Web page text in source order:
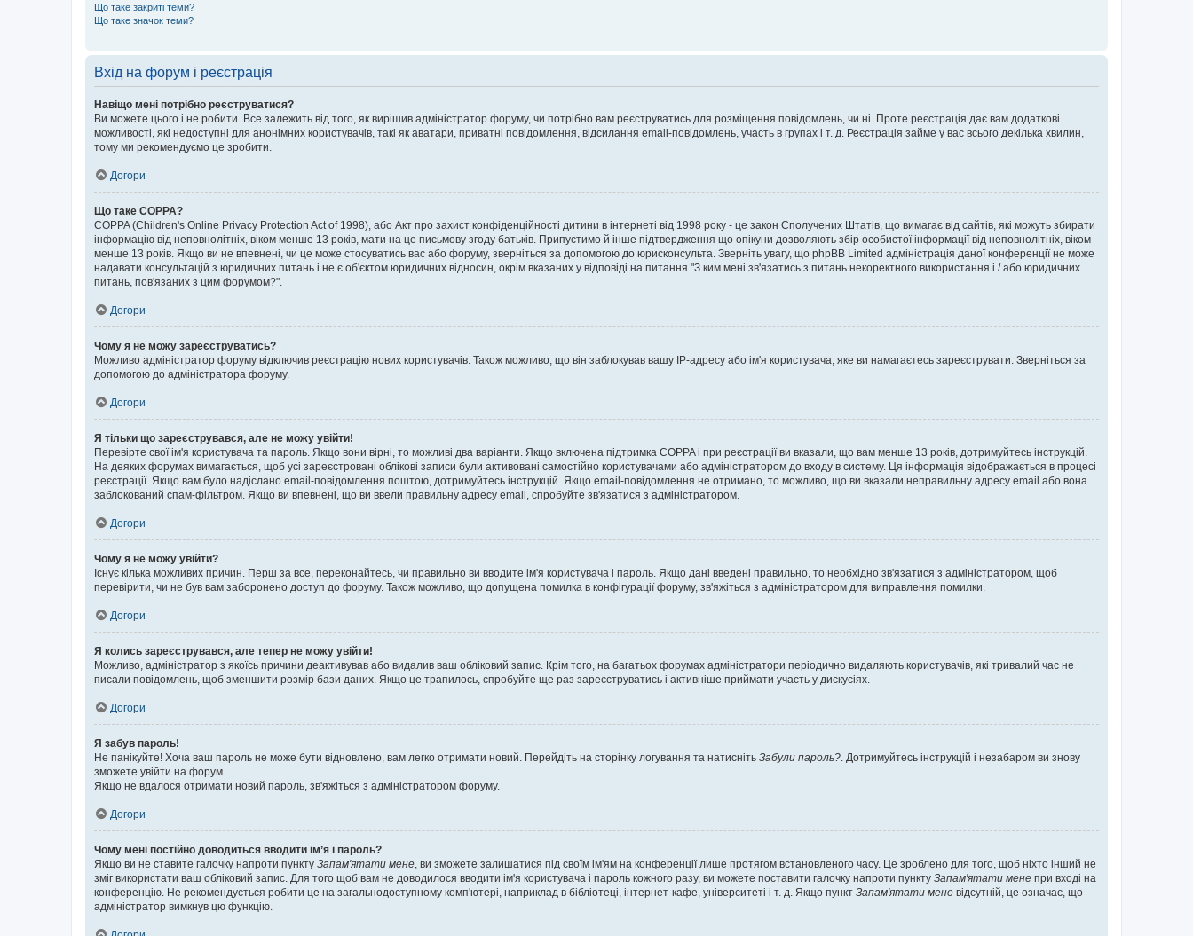
Що таке закриті теми?
Що таке значок теми?
Вхід на форум і реєстрація
Навіщо мені потрібно реєструватися?
Ви можете цього і не робити. Все залежить від того, як вирішив адміністратор форуму, чи потрібно вам реєструватись для розміщення повідомлень, чи ні. Проте реєстрація дає вам додаткові
можливості, які недоступні для анонімних користувачів, такі як аватари, приватні повідомлення, відсилання email-повідомлень, участь в групах і т. д. Реєстрація займе у вас всього декілька хвилин,
тому ми рекомендуємо це зробити.
Догори
Що таке COPPA?
COPPA (Children's Online Privacy Protection Act of 1998), або Акт про захист конфіденційності дитини в інтернеті від 1998 року - це закон Сполучених Штатів, що вимагає від сайтів, які можуть збирати
інформацію від неповнолітніх, віком менше 13 років, мати на це письмову згоду батьків. Припустимо й інше підтвердження що опікуни дозволяють збір особистої інформації від неповнолітніх, віком
менше 13 років. Якщо ви не впевнені, чи це може стосуватись вас або форуму, зверніться за допомогою до юрисконсульта. Зверніть увагу, що phpBB Limited адміністрація даної конференції не може
надавати консультацій з юридичних питань і не є об'єктом юридичних відносин, окрім вказаних у відповіді на питання "З ким мені зв'язатись з питань некоректного використання і / або юридичних
питань, пов'язаних з цим форумом?".
Догори
Чому я не можу зареєструватись?
Можливо адміністратор форуму відключив реєстрацію нових користувачів. Також можливо, що він заблокував вашу IP-адресу або ім'я користувача, яке ви намагаєтесь зареєструвати. Зверніться за
допомогою до адміністратора форуму.
Догори
Я тільки що зареєструвався, але не можу увійти!
Перевірте свої ім'я користувача та пароль. Якщо вони вірні, то можливі два варіанти. Якщо включена підтримка COPPA і при реєстрації ви вказали, що вам менше 13 років, дотримуйтесь інструкцій.
На деяких форумах вимагається, щоб усі зареєстровані облікові записи були активовані самостійно користувачами або адміністратором до входу в систему. Ця інформація відображається в процесі
реєстрації. Якщо вам було надіслано email-повідомлення поштою, дотримуйтесь інструкцій. Якщо email-повідомлення не отримано, то можливо, що ви вказали неправильну адресу email або вона
заблокований спам-фільтром. Якщо ви впевнені, що ви ввели правильну адресу email, спробуйте зв'язатися з адміністратором.
Догори
Чому я не можу увійти?
Існує кілька можливих причин. Перш за все, переконайтесь, чи правильно ви вводите ім'я користувача і пароль. Якщо дані введені правильно, то необхідно зв'язатися з адміністратором, щоб
перевірити, чи не був вам заборонено доступ до форуму. Також можливо, що допущена помилка в конфігурації форуму, зв'яжіться з адміністратором для виправлення помилки.
Догори
Я колись зареєструвався, але тепер не можу увійти!
Можливо, адміністратор з якоїсь причини деактивував або видалив ваш обліковий запис. Крім того, на багатьох форумах адміністратори періодично видаляють користувачів, які тривалий час не
писали повідомлень, щоб зменшити розмір бази даних. Якщо це трапилось, спробуйте ще раз зареєструватись і активніше приймати участь у дискусіях.
Догори
Я забув пароль!
Не панікуйте! Хоча ваш пароль не може бути відновлено, вам легко отримати новий. Перейдіть на сторінку логування та натисніть Забули пароль? . Дотримуйтесь інструкцій і незабаром ви знову
зможете увійти на форум.
Якщо не вдалося отримати новий пароль, зв'яжіться з адміністратором форуму.
Догори
Чому мені постійно доводиться вводити ім’я і пароль?
Якщо ви не ставите галочку напроти пункту Запам'ятати мене , ви зможете залишатися під своїм ім'ям на конференції лише протягом встановленого часу. Це зроблено для того, щоб ніхто інший не
зміг використати ваш обліковий запис. Для того щоб вам не доводилося вводити ім'я користувача і пароль кожного разу, ви можете поставити галочку напроти пункту Запам'ятати мене при вході на
конференцію. Не рекомендується робити це на загальнодоступному комп'ютері, наприклад в бібліотеці, інтернет-кафе, університеті і т. д. Якщо пункт Запам'ятати мене відсутній, це означає, що
адміністратор вимкнув цю функцію.